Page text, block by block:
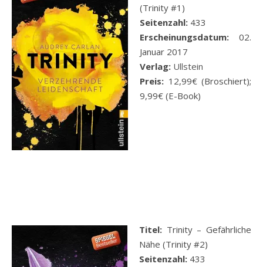
(Trinity #1)
Seitenzahl: 433
Erscheinungsdatum: 02.
Januar 2017
Verlag: Ullstein
Preis: 12,99€ (Broschiert);
9,99€ (E-Book)
Titel: Trinity – Gefährliche
Nähe (Trinity #2)
Seitenzahl: 433